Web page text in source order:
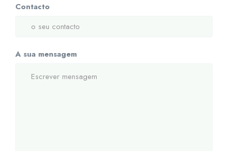
Contacto
A sua mensagem